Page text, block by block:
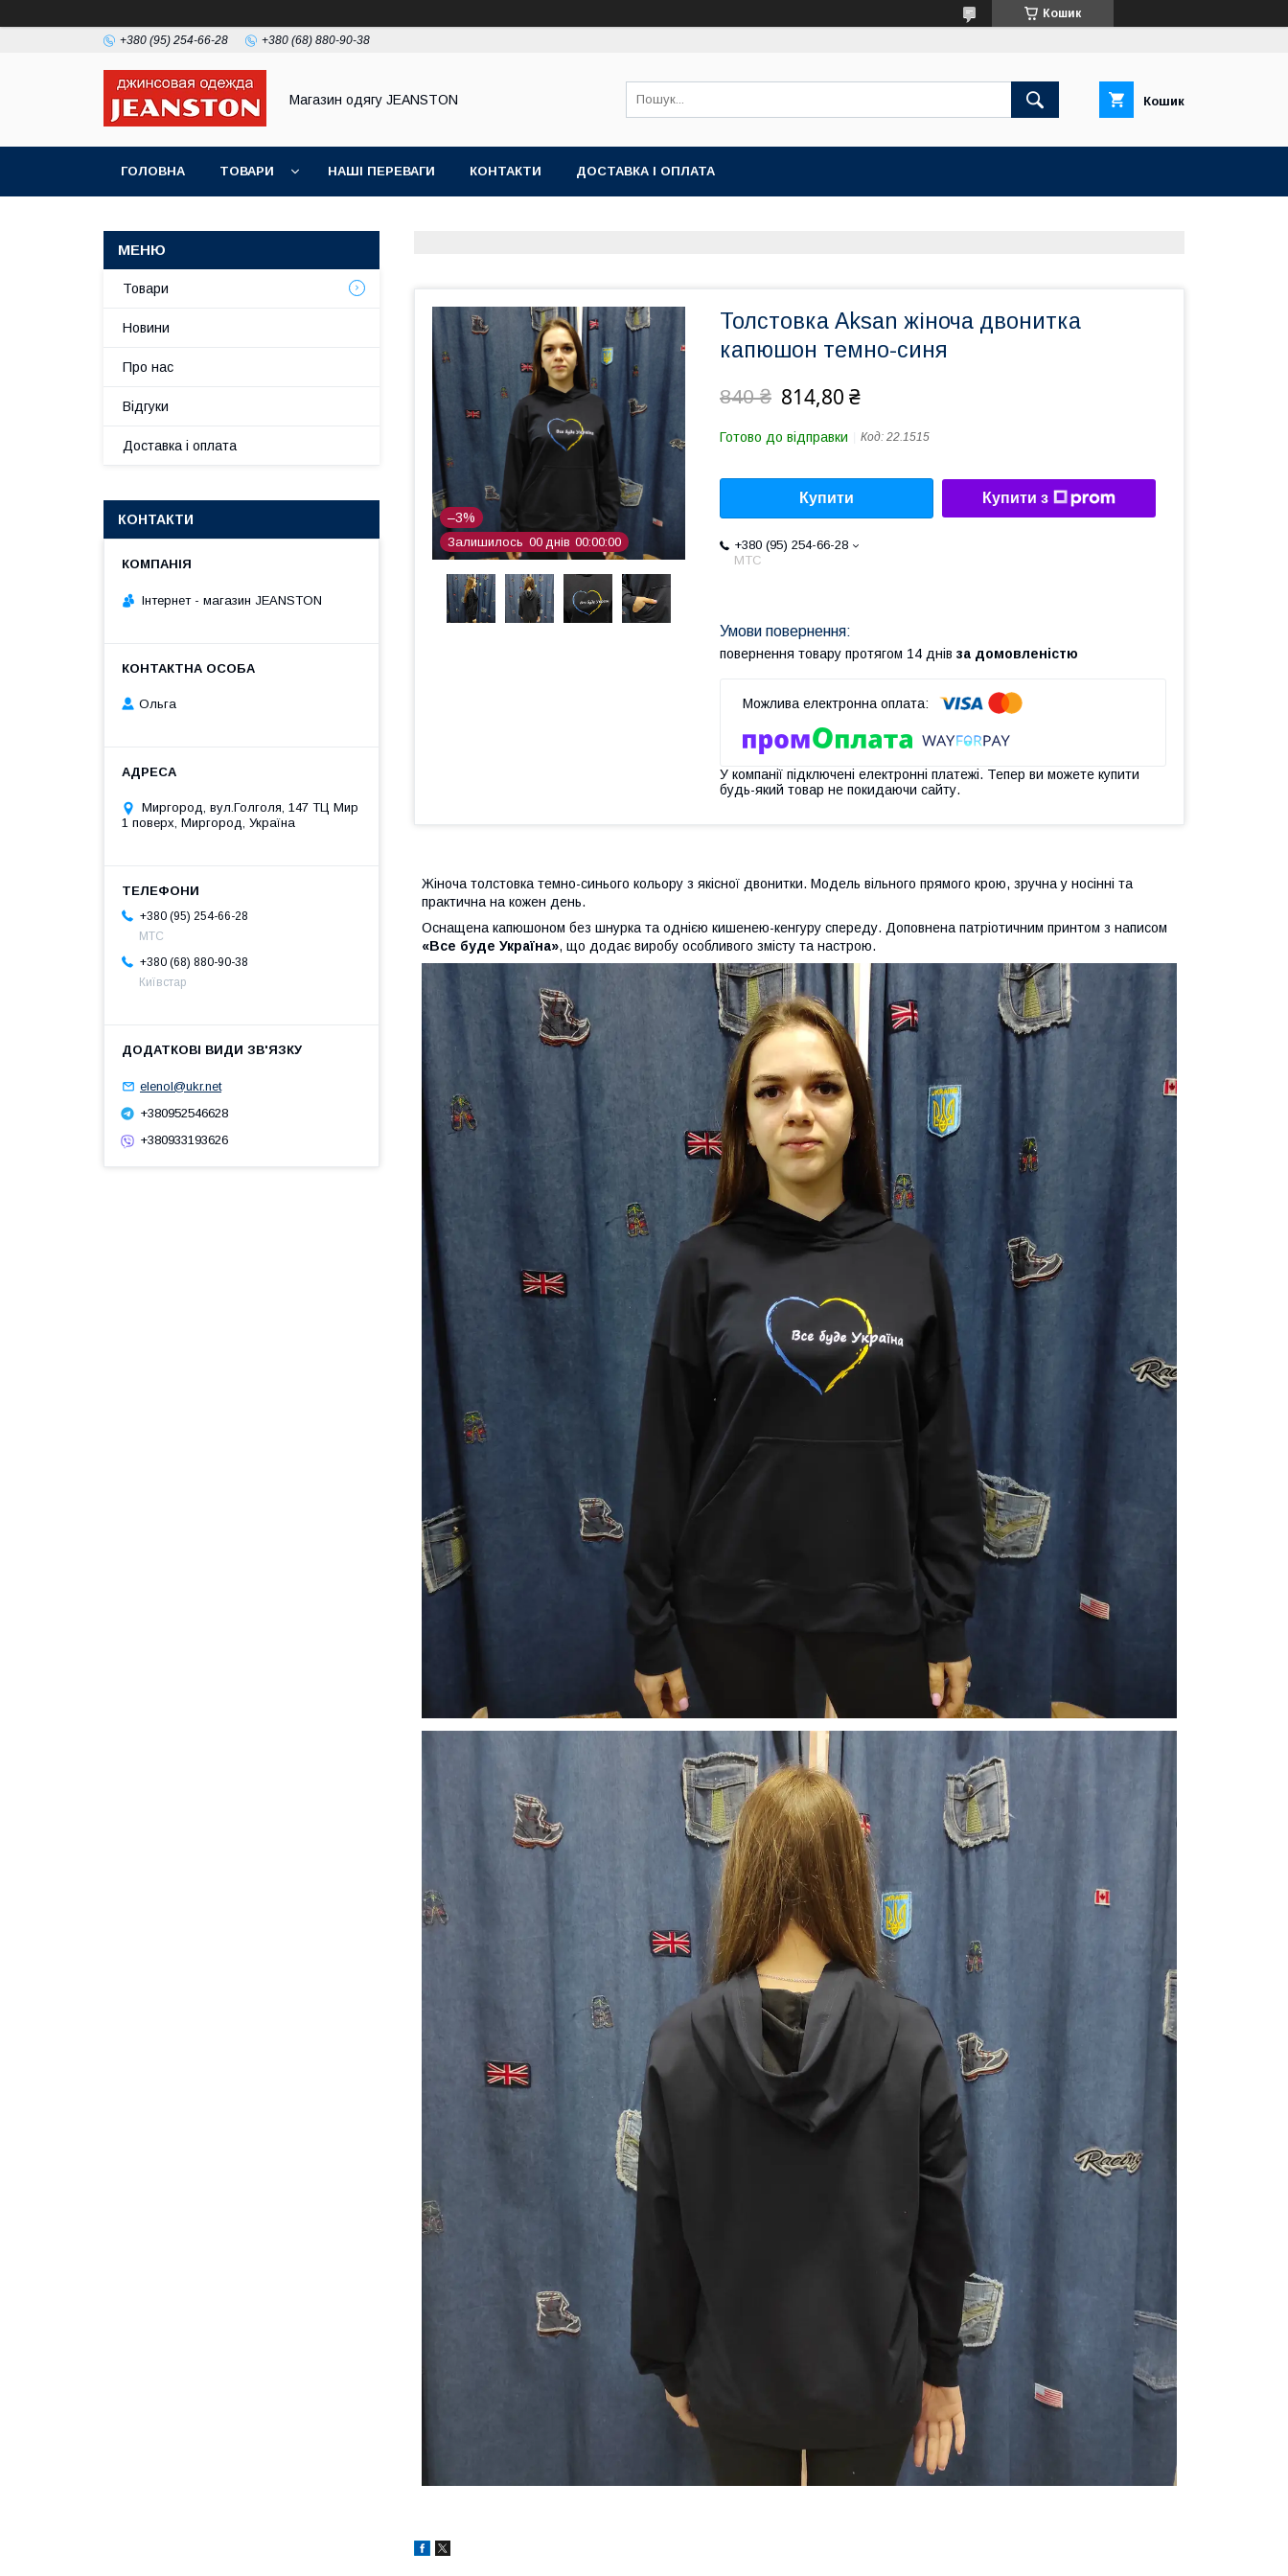
Кошик
+380 (95) 254-66-28 +380 (68) 880-90-38
Магазин одягу JEANSTON Кошик
ГОЛОВНА ТОВАРИ НАШІ ПЕРЕВАГИ КОНТАКТИ ДОСТАВКА І ОПЛАТА
–3%
Залишилось 00 днів 00 00 00
Толстовка Aksan жіноча двонитка
капюшон темно-синя
840 ₴ 814,80 ₴
Готово до відправки Код: 22.1515
Купити Купити з
+380 (95) 254-66-28
МТС
повернення товару протягом 14 днів за домовленістю
У компанії підключені електронні платежі. Тепер ви можете купити
будь-який товар не покидаючи сайту.
Жіноча толстовка темно-синього кольору з якісної двонитки. Модель вільного прямого крою, зручна у носінні та
практична на кожен день.
Оснащена капюшоном без шнурка та однією кишенею-кенгуру спереду. Доповнена патріотичним принтом з написом
«Все буде Україна», що додає виробу особливого змісту та настрою.
Товари
Новини
Про нас
Відгуки
Доставка і оплата
КОНТАКТИ
Інтернет - магазин JEANSTON
Ольга
Миргород, вул.Голголя, 147 ТЦ Мир
1 поверх, Миргород, Україна
+380 (95) 254-66-28
МТС
+380 (68) 880-90-38
Київстар
elenol@ukr.net
+380952546628
+380933193626